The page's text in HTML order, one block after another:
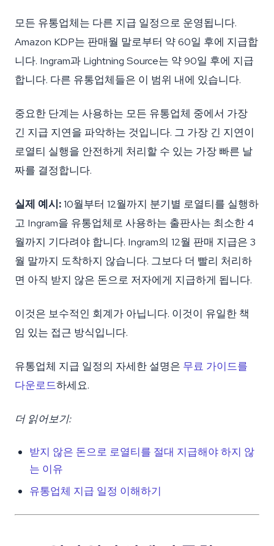
모든 유통업체는 다른 지급 일정으로 운영됩니다.
Amazon KDP는 판매월 말로부터 약 60일 후에 지급합
니다. Ingram과 Lightning Source는 약 90일 후에 지급
합니다. 다른 유통업체들은 이 범위 내에 있습니다.
중요한 단계는 사용하는 모든 유통업체 중에서 가장
긴 지급 지연을 파악하는 것입니다. 그 가장 긴 지연이
로열티 실행을 안전하게 처리할 수 있는 가장 빠른 날
짜를 결정합니다.
실제 예시:10월부터 12월까지 분기별 로열티를 실행하
고 Ingram을 유통업체로 사용하는 출판사는 최소한 4
월까지 기다려야 합니다. Ingram의 12월 판매 지급은 3
월 말까지 도착하지 않습니다. 그보다 더 빨리 처리하
면 아직 받지 않은 돈으로 저자에게 지급하게 됩니다.
이것은 보수적인 회계가 아닙니다. 이것이 유일한 책
임 있는 접근 방식입니다.
유통업체 지급 일정의 자세한 설명은 무료 가이드를
다운로드하세요.
더 읽어보기:
받지 않은 돈으로 로열티를 절대 지급해야 하지 않
는 이유
유통업체 지급 일정 이해하기